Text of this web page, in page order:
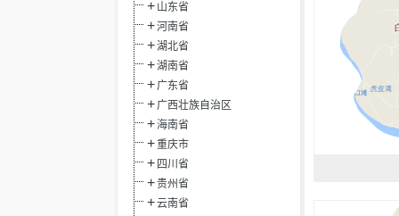
山东省
河南省
湖北省
湖南省
广东省
广西壮族自治区
海南省
重庆市
四川省
贵州省
云南省